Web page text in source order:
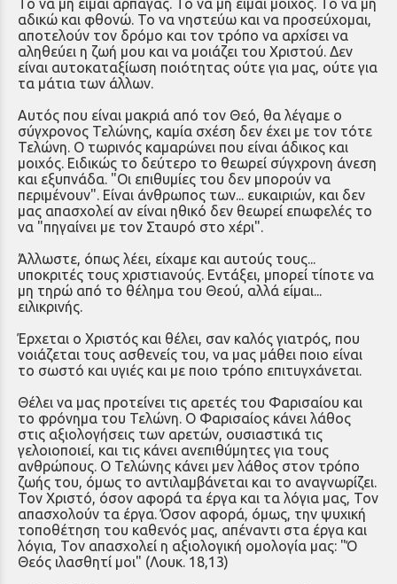
Το να μη είμαι άρπαγας. Το να μη είμαι μοιχός. Το να μη
αδικώ και φθονώ. Το να νηστεύω και να προσεύχομαι,
αποτελούν τον δρόμο και τον τρόπο να αρχίσει να
αληθεύει η ζωή μου και να μοιάζει του Χριστού. Δεν
είναι αυτοκαταξίωση ποιότητας ούτε για μας, ούτε για
τα μάτια των άλλων.
Αυτός που είναι μακριά από τον Θεό, θα λέγαμε ο
σύγχρονος Τελώνης, καμία σχέση δεν έχει με τον τότε
Τελώνη. Ο τωρινός καμαρώνει που είναι άδικος και
μοιχός. Ειδικώς το δεύτερο το θεωρεί σύγχρονη άνεση
και εξυπνάδα. "Οι επιθυμίες του δεν μπορούν να
περιμένουν". Είναι άνθρωπος των... ευκαιριών, και δεν
μας απασχολεί αν είναι ηθικό δεν θεωρεί επωφελές το
να "πηγαίνει με τον Σταυρό στο χέρι".
Άλλωστε, όπως λέει, είχαμε και αυτούς τους...
υποκριτές τους χριστιανούς. Εντάξει, μπορεί τίποτε να
μη τηρώ από το θέλημα του Θεού, αλλά είμαι...
ειλικρινής.
Έρχεται ο Χριστός και θέλει, σαν καλός γιατρός, που
νοιάζεται τους ασθενείς του, να μας μάθει ποιο είναι
το σωστό και υγιές και με ποιο τρόπο επιτυγχάνεται.
Θέλει να μας προτείνει τις αρετές του Φαρισαίου και
το φρόνημα του Τελώνη. Ο Φαρισαίος κάνει λάθος
στις αξιολογήσεις των αρετών, ουσιαστικά τις
γελοιοποιεί, και τις κάνει ανεπιθύμητες για τους
ανθρώπους. Ο Τελώνης κάνει μεν λάθος στον τρόπο
ζωής του, όμως το αντιλαμβάνεται και το αναγνωρίζει.
Τον Χριστό, όσον αφορά τα έργα και τα λόγια μας, Τον
απασχολούν τα έργα. Όσον αφορά, όμως, την ψυχική
τοποθέτηση του καθενός μας, απέναντι στα έργα και
λόγια, Τον απασχολεί η αξιολογική ομολογία μας: "Ό
Θεός ιλασθητί μοι" (Λουκ. 18,13)